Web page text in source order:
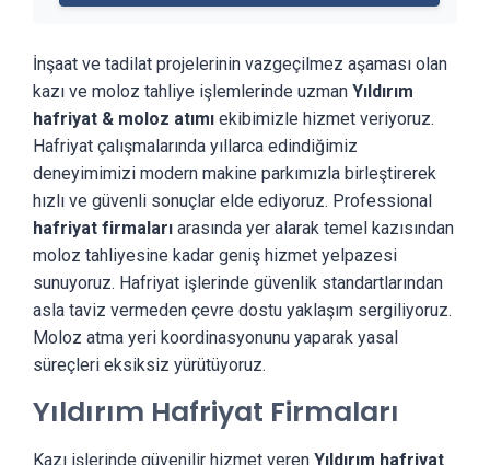
İnşaat ve tadilat projelerinin vazgeçilmez aşaması olan
kazı ve moloz tahliye işlemlerinde uzman Yıldırım
hafriyat & moloz atımı ekibimizle hizmet veriyoruz.
Hafriyat çalışmalarında yıllarca edindiğimiz
deneyimimizi modern makine parkımızla birleştirerek
hızlı ve güvenli sonuçlar elde ediyoruz. Professional
hafriyat firmaları arasında yer alarak temel kazısından
moloz tahliyesine kadar geniş hizmet yelpazesi
sunuyoruz. Hafriyat işlerinde güvenlik standartlarından
asla taviz vermeden çevre dostu yaklaşım sergiliyoruz.
Moloz atma yeri koordinasyonunu yaparak yasal
süreçleri eksiksiz yürütüyoruz.
Yıldırım Hafriyat Firmaları
Kazı işlerinde güvenilir hizmet veren Yıldırım hafriyat